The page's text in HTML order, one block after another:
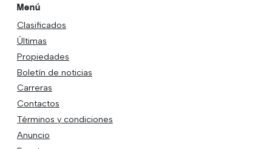
Menú
Clasificados
Últimas
Propiedades
Boletín de noticias
Carreras
Contactos
Términos y condiciones
Anuncio